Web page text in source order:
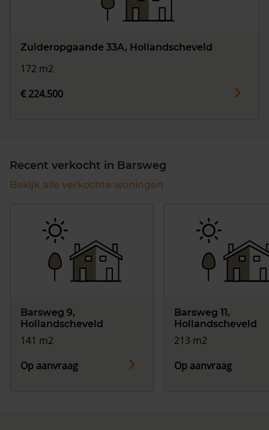
Zuideropgaande 33A, Hollandscheveld
172 m2
€ 224.500
Recent verkocht in Barsweg
Bekijk alle verkochte woningen
Barsweg 9,
Hollandscheveld
141 m2
Op aanvraag
Barsweg 11,
Hollandscheveld
213 m2
Op aanvraag